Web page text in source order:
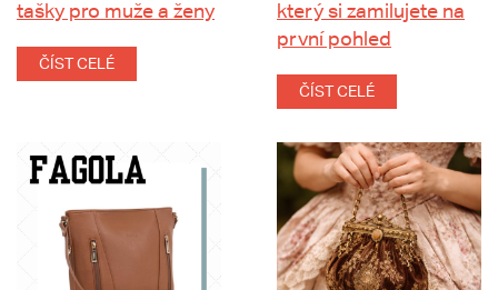
tašky pro muže a ženy
ČÍST CELÉ
který si zamilujete na
první pohled
ČÍST CELÉ